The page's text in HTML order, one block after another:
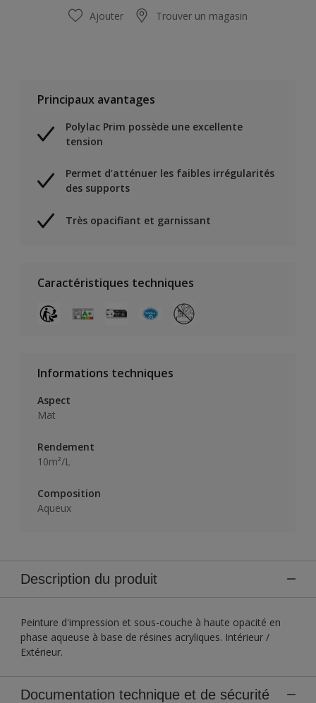
Ajouter Trouver un magasin
Principaux avantages
Polylac Prim possède une excellente
tension
Permet d’atténuer les faibles irrégularités
des supports
Très opacifiant et garnissant
Caractéristiques techniques
Informations techniques
Aspect
Mat
Rendement
10m²/L
Composition
Aqueux
Description du produit
Peinture d'impression et sous-couche à haute opacité en
phase aqueuse à base de résines acryliques. Intérieur /
Extérieur.
Documentation technique et de sécurité